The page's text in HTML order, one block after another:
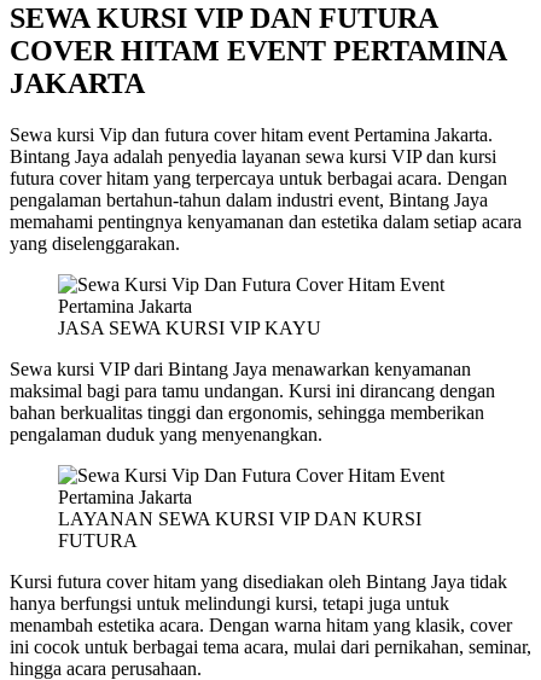
SEWA KURSI VIP DAN FUTURA
COVER HITAM EVENT PERTAMINA
JAKARTA
Sewa kursi Vip dan futura cover hitam event Pertamina Jakarta.
Bintang Jaya adalah penyedia layanan sewa kursi VIP dan kursi
futura cover hitam yang terpercaya untuk berbagai acara. Dengan
pengalaman bertahun-tahun dalam industri event, Bintang Jaya
memahami pentingnya kenyamanan dan estetika dalam setiap acara
yang diselenggarakan.
JASA SEWA KURSI VIP KAYU
Sewa kursi VIP dari Bintang Jaya menawarkan kenyamanan
maksimal bagi para tamu undangan. Kursi ini dirancang dengan
bahan berkualitas tinggi dan ergonomis, sehingga memberikan
pengalaman duduk yang menyenangkan.
LAYANAN SEWA KURSI VIP DAN KURSI
FUTURA
Kursi futura cover hitam yang disediakan oleh Bintang Jaya tidak
hanya berfungsi untuk melindungi kursi, tetapi juga untuk
menambah estetika acara. Dengan warna hitam yang klasik, cover
ini cocok untuk berbagai tema acara, mulai dari pernikahan, seminar,
hingga acara perusahaan.